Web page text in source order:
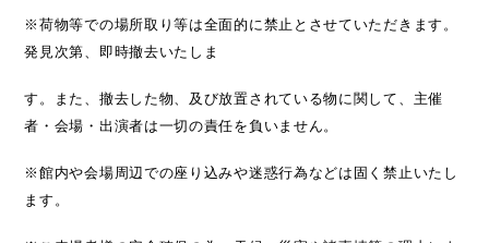
※荷物等での場所取り等は全面的に禁止とさせていただきます。
発見次第、即時撤去いたしま
す。また、撤去した物、及び放置されている物に関して、主催
者・会場・出演者は一切の責任を負いません。
※館内や会場周辺での座り込みや迷惑行為などは固く禁止いたし
ます。